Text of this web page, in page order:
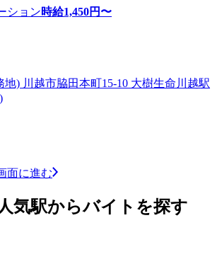
ション時給1,450円〜
) 川越市脇田本町15-10 大樹生命川越駅
面に進む
気駅からバイトを探す